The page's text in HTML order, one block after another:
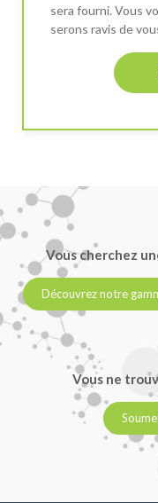
sera fourni. Vous
serons ravis de
Vous cherchez
Découvrez notre
Vous ne